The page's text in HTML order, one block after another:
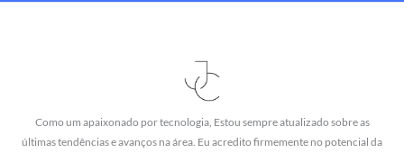
Como um apaixonado por tecnologia, Estou sempre atualizado sobre as
últimas tendências e avanços na área. Eu acredito firmemente no potencial da